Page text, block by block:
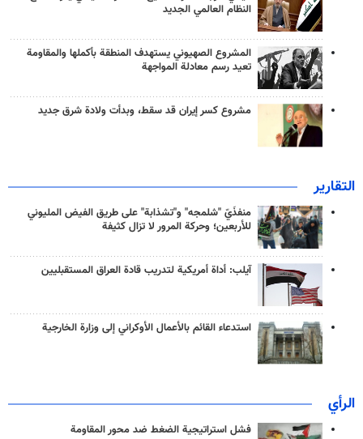
النظام العالمي الجديد
المشروع الصهيوني يستهدف المنطقة بأكملها والمقاومة
تعيد رسم معادلة المواجهة
مشروع كسر إيران قد سقط، وبدأت ولادة شرق جديد
التقارير
منفذَيّ "شلمجه" و"تشذابة" على طريق الفيض المليوني
للأربعين؛ وحركة المرور لا تزال كثيفة
آيلب: أداة أمريكية لتدريب قادة العراق المستقبليين
استدعاء القائم بالأعمال الأوكراني إلى وزارة الخارجية
الرأي
فشل استراتيجية الضغط ضد محور المقاومة